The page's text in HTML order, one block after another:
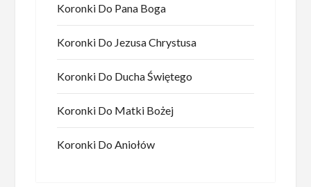
Koronki Do Pana Boga
Koronki Do Jezusa Chrystusa
Koronki Do Ducha Świętego
Koronki Do Matki Bożej
Koronki Do Aniołów